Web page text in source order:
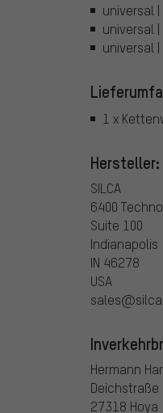
universal
universal
universal
1 x
Hersteller:
SILCA
6400
Suite 100
Indianapolis
IN 46278
USA
Hermann
27318 Hoya